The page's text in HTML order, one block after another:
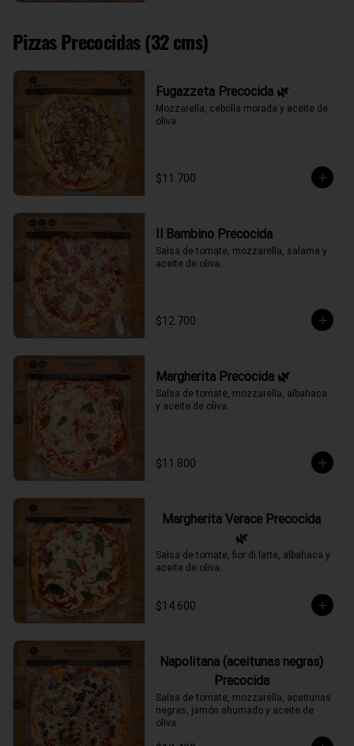
Pizzas Precocidas (32 cms)
Fugazzeta Precocida 🌿
Mozzarella, cebolla morada y aceite de
oliva.
$11.700
Il Bambino Precocida
Salsa de tomate, mozzarella, salame y
aceite de oliva.
$12.700
Margherita Precocida 🌿
Salsa de tomate, mozzarella, albahaca
y aceite de oliva.
$11.800
Margherita Verace Precocida
🌿
Salsa de tomate, fior di latte, albahaca y
aceite de oliva.
$14.600
Napolitana (aceitunas negras)
Precocida
Salsa de tomate, mozzarella, aceitunas
negras, jamón ahumado y aceite de
oliva.